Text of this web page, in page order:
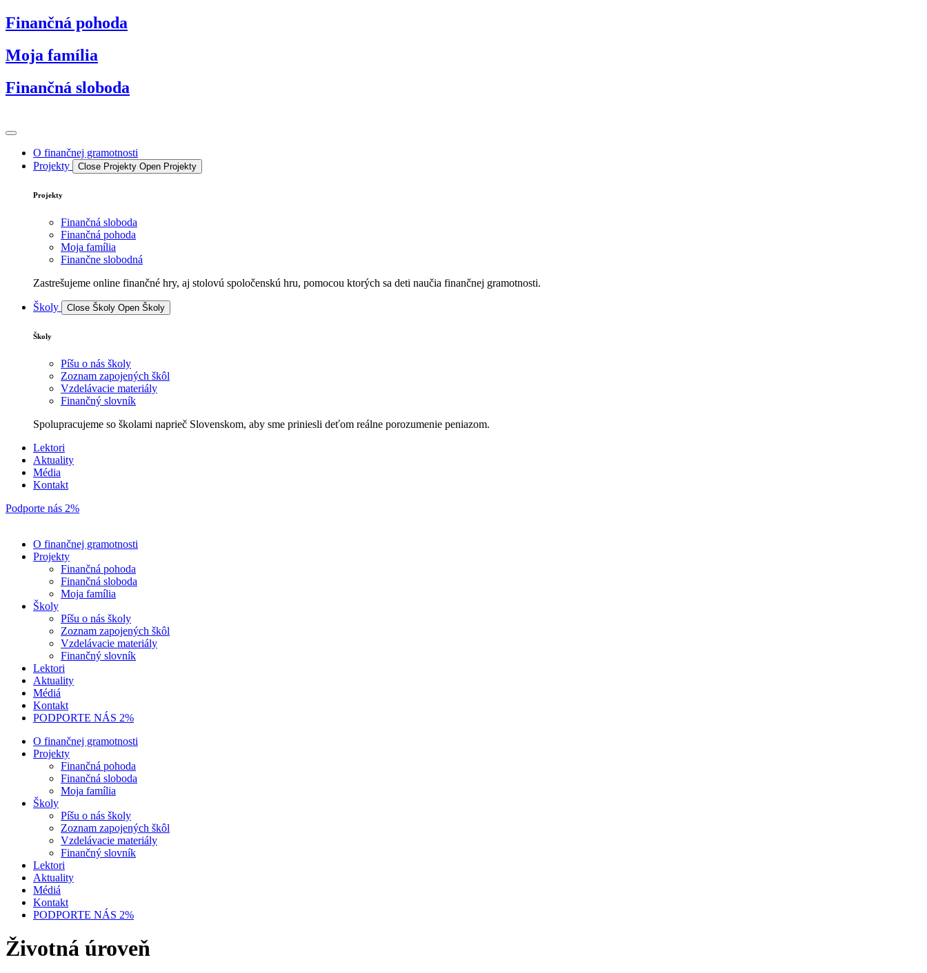
Preskočiť
na
Finančná pohoda
Moja família
Finančná sloboda
O finančnej gramotnosti
Projekty
Close Projekty Open Projekty
Projekty
Finančná sloboda
Finančná pohoda
Moja família
Finančne slobodná
Zastrešujeme online finančné hry, aj stolovú spoločenskú hru, pomocou ktorých sa deti naučia finančnej gramotnosti.
Školy Close Školy Open Školy
Školy
Píšu o nás školy
Zoznam zapojených škôl
Vzdelávacie materiály
Finančný slovník
Spolupracujeme so školami naprieč Slovenskom, aby sme priniesli deťom reálne porozumenie peniazom.
Lektori
Aktuality
Média
Kontakt
Podporte nás 2%
O finančnej gramotnosti
Projekty
Finančná pohoda
Finančná sloboda
Moja família
Školy
Píšu o nás školy
Zoznam zapojených škôl
Vzdelávacie materiály
Finančný slovník
Lektori
Aktuality
Médiá
Kontakt
PODPORTE NÁS 2%
O finančnej gramotnosti
Projekty
Finančná pohoda
Finančná sloboda
Moja família
Školy
Píšu o nás školy
Zoznam zapojených škôl
Vzdelávacie materiály
Finančný slovník
Lektori
Aktuality
Médiá
Kontakt
PODPORTE NÁS 2%
Životná úroveň